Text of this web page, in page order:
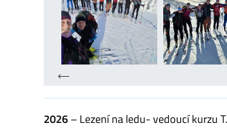
2026– Lezení na ledu- vedoucí kurzu